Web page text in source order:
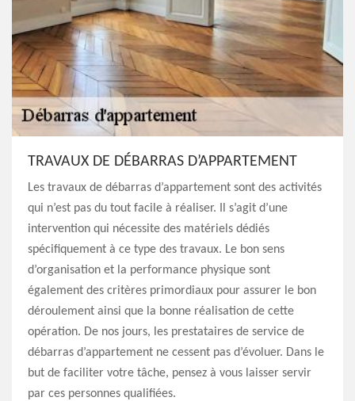
TRAVAUX DE DÉBARRAS D’APPARTEMENT
Les travaux de débarras d’appartement sont des activités
qui n’est pas du tout facile à réaliser. Il s’agit d’une
intervention qui nécessite des matériels dédiés
spécifiquement à ce type des travaux. Le bon sens
d’organisation et la performance physique sont
également des critères primordiaux pour assurer le bon
déroulement ainsi que la bonne réalisation de cette
opération. De nos jours, les prestataires de service de
débarras d’appartement ne cessent pas d’évoluer. Dans le
but de faciliter votre tâche, pensez à vous laisser servir
par ces personnes qualifiées.